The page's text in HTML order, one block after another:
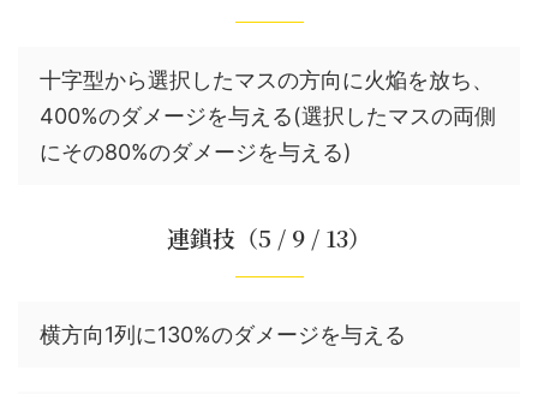
十字型から選択したマスの方向に火焔を放ち、
400%のダメージを与える(選択したマスの両側
にその80%のダメージを与える)
連鎖技（5 / 9 / 13）
横方向1列に130%のダメージを与える